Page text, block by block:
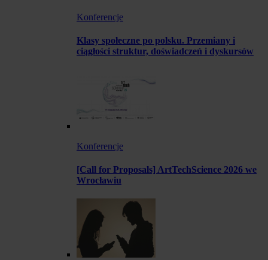
Konferencje
Klasy społeczne po polsku. Przemiany i
ciągłości struktur, doświadczeń i dyskursów
Konferencje
[Call for Proposals] ArtTechScience 2026 we
Wrocławiu